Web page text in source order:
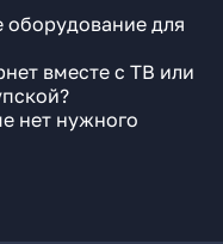
оборудование для
вместе с ТВ или
нет нужного